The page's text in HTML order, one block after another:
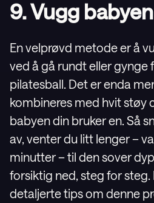
9. Vugg
En velprøvd metode er å
ved å gå rundt eller gynge
pilatesball. Det er enda
kombineres med hvit støy
babyen din bruker en. Så
av, venter du litt lenger –
minutter – til den sover
forsiktig ned, steg for steg.
detaljerte tips om denne